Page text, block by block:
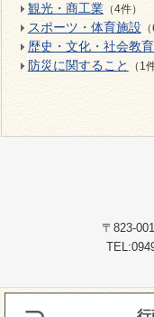
観光・商工業（4件）
スポーツ・体育施設
歴史・文化・社会教
防災に関すること （1
〒823-